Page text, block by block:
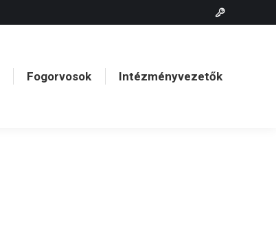
Fogorvosok Intézményvezetők
Fogorvosok Intézményvezetők